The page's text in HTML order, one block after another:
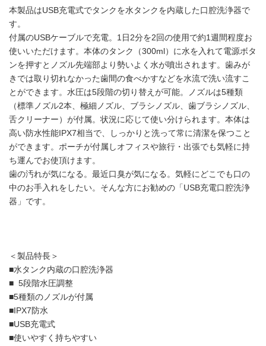
本製品はUSB充電式でタンクを水タンクを内蔵した口腔洗浄器で
す。
付属のUSBケーブルで充電。1日2分を2回の使用で約1週間程度お
使いいただけます。本体のタンク（300ml）に水を入れて電源ボタ
ンを押すとノズル先端部より勢いよく水が噴出されます。歯みが
きでは取り切れなかった歯間の食べかすなどを水流で洗い流すこ
とができます。水圧は5段階の切り替えが可能。ノズルは5種類
（標準ノズル2本、極細ノズル、ブラシノズル、歯ブラシノズル、
舌クリーナー）が付属。状況に応じて使い分けられます。本体は
高い防水性能IPX7相当で、しっかりと洗って常に清潔を保つこと
ができます。ポーチが付属しオフィスや旅行・出張でも気軽に持
ち運んでお使頂けます。
歯の汚れが気になる。最近口臭が気になる。気軽にどこでも口の
中のお手入れをしたい。そんな方にお勧めの「USB充電口腔洗浄
器」です。
＜製品特長＞
■水タンク内蔵の口腔洗浄器
■ 5段階水圧調整
■5種類のノズルが付属
■IPX7防水
■USB充電式
■使いやすく持ちやすい